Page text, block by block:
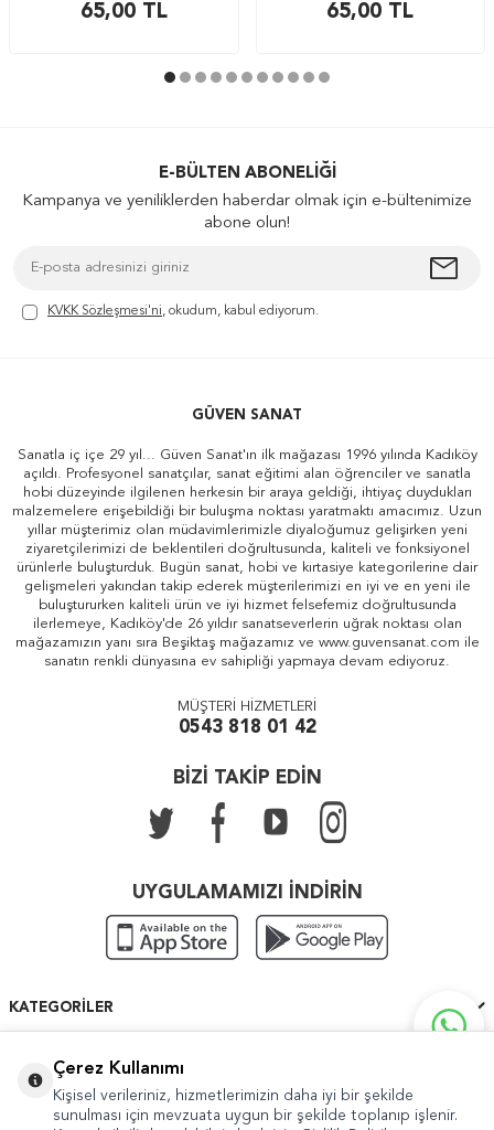
65,00TL 65,00 TL
E-BÜLTEN ABONELIĞI
Kampanya ve yeniliklerden haberdar olmak için e-bültenimize
abone olun!
KVKK Sözleşmesi'ni, okudum, kabul ediyorum.
GÜVEN SANAT
Sanatla iç içe 29 yıl... Güven Sanat'ın ilk mağazası 1996 yılında Kadıköy
açıldı. Profesyonel sanatçılar, sanat eğitimi alan öğrenciler ve sanatla
hobi düzeyinde ilgilenen herkesin bir araya geldiği, ihtiyaç duydukları
malzemelere erişebildiği bir buluşma noktası yaratmaktı amacımız. Uzun
yıllar müşterimiz olan müdavimlerimizle diyaloğumuz gelişirken yeni
ziyaretçilerimizi de beklentileri doğrultusunda, kaliteli ve fonksiyonel
ürünlerle buluşturduk. Bugün sanat, hobi ve kırtasiye kategorilerine dair
gelişmeleri yakından takip ederek müşterilerimizi en iyi ve en yeni ile
buluştururken kaliteli ürün ve iyi hizmet felsefemiz doğrultusunda
ilerlemeye, Kadıköy'de 26 yıldır sanatseverlerin uğrak noktası olan
mağazamızın yanı sıra Beşiktaş mağazamız ve www.guvensanat.com ile
sanatın renkli dünyasına ev sahipliği yapmaya devam ediyoruz.
MÜŞTERİ HİZMETLERİ
0543 818 01 42
BİZİ TAKİP EDİN
UYGULAMAMIZI İNDİRİN
KATEGORILER
HIZLI ERIŞIM
Çerez Kullanımı
Kişisel verileriniz, hizmetlerimizin daha iyi bir şekilde
sunulması için mevzuata uygun bir şekilde toplanıp işlenir.